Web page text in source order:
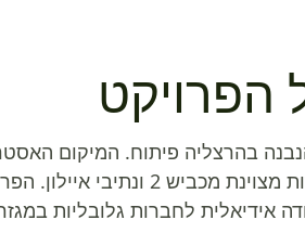
הפרויקט
בהרצליה פיתוח. המיקום